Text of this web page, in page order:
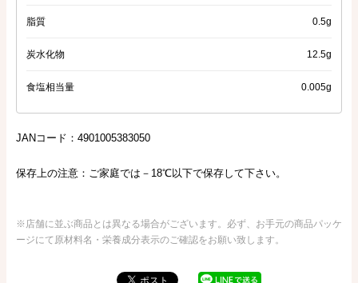
脂質 0.5g
炭水化物 12.5g
食塩相当量 0.005g
JANコード：4901005383050
保存上の注意：ご家庭では－18℃以下で保存して下さい。
※店舗に並ぶ商品とは異なる場合がございます。必ず、お手元の商品パッケ
ージにて原材料名・栄養成分表示のご確認をお願い致します。